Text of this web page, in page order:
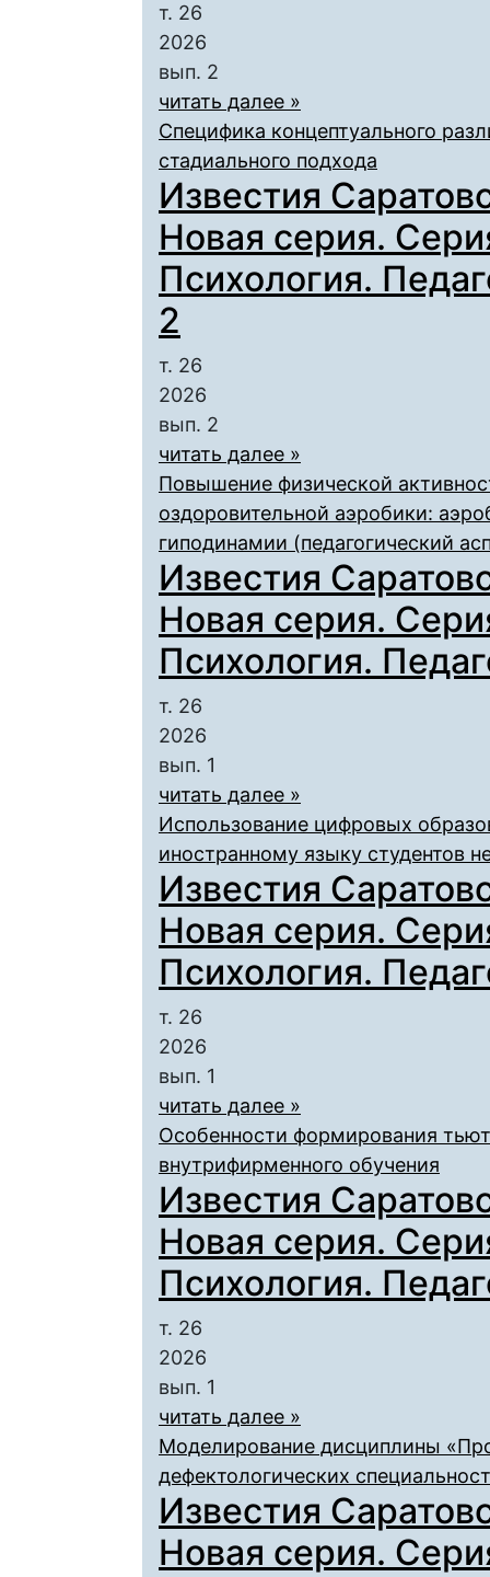
т. 26
2026
вып. 2
читать далее »
Специфика концептуального
стадиального подхода
Известия
Новая серия.
Психология.
2
т. 26
2026
вып. 2
читать далее »
Повышение физической
оздоровительной аэробики:
гиподинамии (педагогический
Известия
Новая серия.
Психология.
т. 26
2026
вып. 1
читать далее »
Использование цифровых
иностранному языку студентов
Известия
Новая серия.
Психология.
т. 26
2026
вып. 1
читать далее »
Особенности формирования
внутрифирменного обучения
Известия
Новая серия.
Психология.
т. 26
2026
вып. 1
читать далее »
Моделирование дисциплины
дефектологических
Известия
Новая серия.